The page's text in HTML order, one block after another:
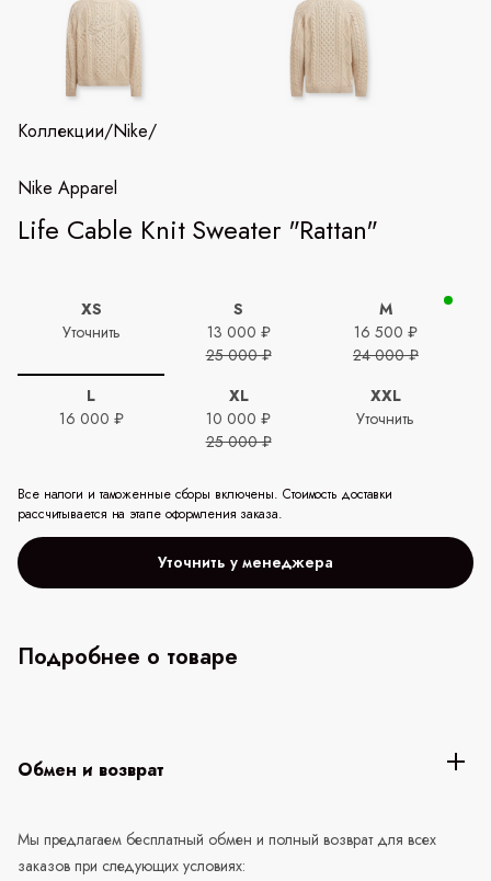
Коллекции/Nike/
Nike Apparel
Life Cable Knit Sweater "Rattan"
XS
Уточнить
S
13 000 ₽
25 000 ₽
M
16 500 ₽
24 000 ₽
L
16 000 ₽
XL
10 000 ₽
25 000 ₽
XXL
Уточнить
Все налоги и таможенные сборы включены. Стоимость доставки
рассчитывается на этапе оформления заказа.
Уточнить у менеджера
Подробнее о товаре
Обмен и возврат
Мы предлагаем бесплатный обмен и полный возврат для всех
заказов при следующих условиях: